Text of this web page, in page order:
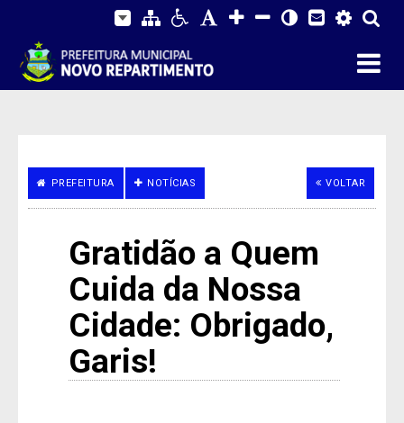
PREFEITURA NOTÍCIAS VOLTAR
Gratidão a Quem
Cuida da Nossa
Cidade: Obrigado,
Garis!